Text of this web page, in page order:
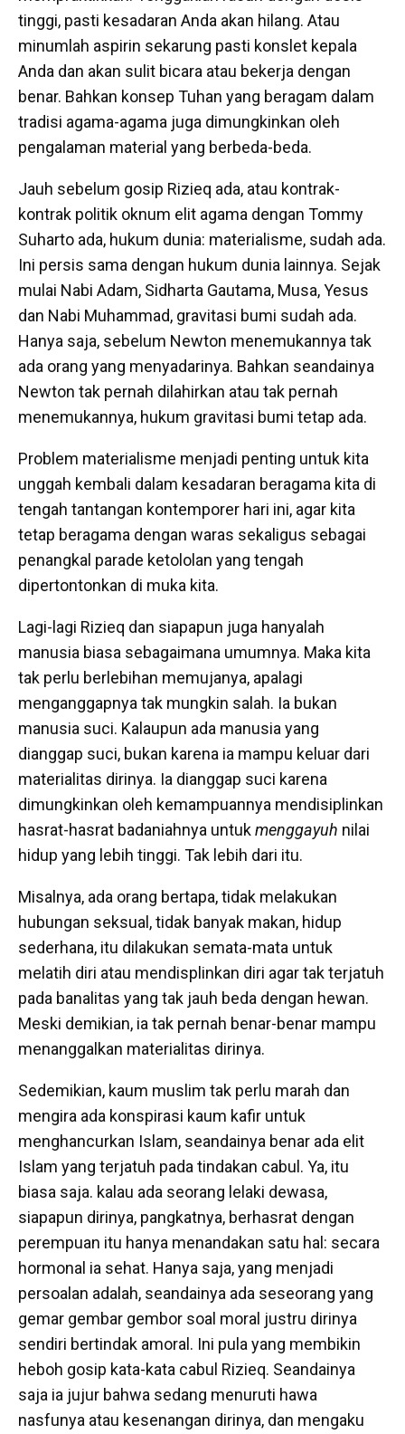
tinggi, pasti kesadaran Anda akan hilang. Atau
minumlah aspirin sekarung pasti konslet kepala
Anda dan akan sulit bicara atau bekerja dengan
benar. Bahkan konsep Tuhan yang beragam dalam
tradisi agama-agama juga dimungkinkan oleh
pengalaman material yang berbeda-beda.
Jauh sebelum gosip Rizieq ada, atau kontrak-
kontrak politik oknum elit agama dengan Tommy
Suharto ada, hukum dunia: materialisme, sudah ada.
Ini persis sama dengan hukum dunia lainnya. Sejak
mulai Nabi Adam, Sidharta Gautama, Musa, Yesus
dan Nabi Muhammad, gravitasi bumi sudah ada.
Hanya saja, sebelum Newton menemukannya tak
ada orang yang menyadarinya. Bahkan seandainya
Newton tak pernah dilahirkan atau tak pernah
menemukannya, hukum gravitasi bumi tetap ada.
Problem materialisme menjadi penting untuk kita
unggah kembali dalam kesadaran beragama kita di
tengah tantangan kontemporer hari ini, agar kita
tetap beragama dengan waras sekaligus sebagai
penangkal parade ketololan yang tengah
dipertontonkan di muka kita.
Lagi-lagi Rizieq dan siapapun juga hanyalah
manusia biasa sebagaimana umumnya. Maka kita
tak perlu berlebihan memujanya, apalagi
menganggapnya tak mungkin salah. Ia bukan
manusia suci. Kalaupun ada manusia yang
dianggap suci, bukan karena ia mampu keluar dari
materialitas dirinya. Ia dianggap suci karena
dimungkinkan oleh kemampuannya mendisiplinkan
hasrat-hasrat badaniahnya untukmenggayuh nilai
hidup yang lebih tinggi. Tak lebih dari itu.
Misalnya, ada orang bertapa, tidak melakukan
hubungan seksual, tidak banyak makan, hidup
sederhana, itu dilakukan semata-mata untuk
melatih diri atau mendisplinkan diri agar tak terjatuh
pada banalitas yang tak jauh beda dengan hewan.
Meski demikian, ia tak pernah benar-benar mampu
menanggalkan materialitas dirinya.
Sedemikian, kaum muslim tak perlu marah dan
mengira ada konspirasi kaum kafir untuk
menghancurkan Islam, seandainya benar ada elit
Islam yang terjatuh pada tindakan cabul. Ya, itu
biasa saja. kalau ada seorang lelaki dewasa,
siapapun dirinya, pangkatnya, berhasrat dengan
perempuan itu hanya menandakan satu hal: secara
hormonal ia sehat. Hanya saja, yang menjadi
persoalan adalah, seandainya ada seseorang yang
gemar gembar gembor soal moral justru dirinya
sendiri bertindak amoral. Ini pula yang membikin
heboh gosip kata-kata cabul Rizieq. Seandainya
saja ia jujur bahwa sedang menuruti hawa
nasfunya atau kesenangan dirinya, dan mengaku